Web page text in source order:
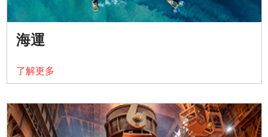
海運
了解更多